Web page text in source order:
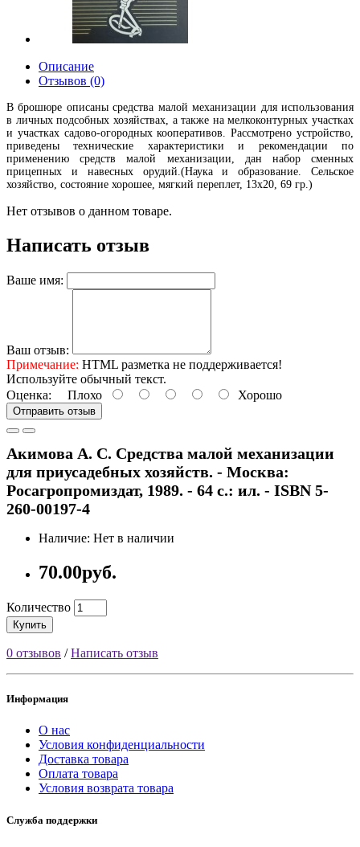
Описание
Отзывов (0)
В брошюре описаны средства малой механизации для использования
в личных подсобных хозяйствах, а также на мелкоконтурных участках
и участках садово-огородных кооперативов. Рассмотрено устройство,
приведены технические характеристики и рекомендации по
применению средств малой механизации, дан набор сменных
прицепных и навесных орудий.(Наука и образование. Сельское
хозяйство, состояние хорошее, мягкий переплет, 13х20, 69 гр.)
Нет отзывов о данном товаре.
Написать отзыв
Ваше имя:
Ваш отзыв:
Примечание: HTML разметка не поддерживается!
Используйте обычный текст.
Оценка: Плохо Хорошо
Отправить отзыв
Акимова А. С. Средства малой механизации
для приусадебных хозяйств. - Москва:
Росагропромиздат, 1989. - 64 с.: ил. - ISBN 5-
260-00197-4
Наличие: Нет в наличии
70.00руб.
Количество
Купить
0 отзывов /Написать отзыв
Информация
О нас
Условия конфиденциальности
Доставка товара
Оплата товара
Условия возврата товара
Служба поддержки